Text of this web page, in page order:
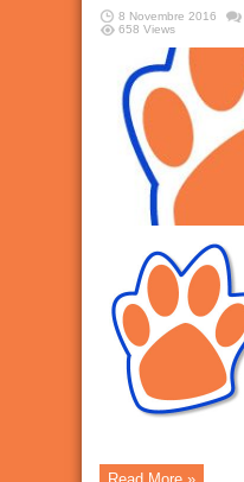
8 Novembre 2016
658 Views